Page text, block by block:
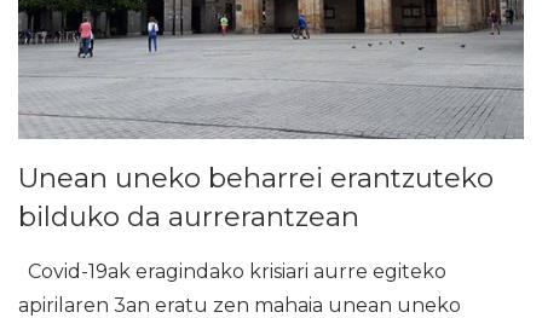
Unean uneko beharrei erantzuteko
bilduko da aurrerantzean
Covid-19ak eragindako krisiari aurre egiteko
apirilaren 3an eratu zen mahaia unean uneko